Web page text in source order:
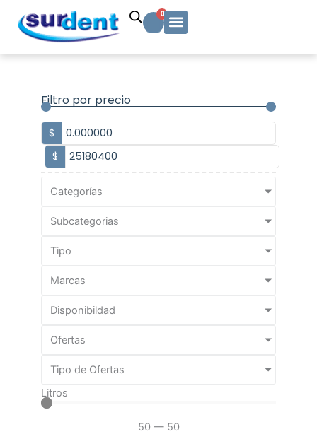
contenido
0
Carrito
Filtro por precio
$
$
Categorías
Subcategorias
Tipo
Marcas
Disponibildad
Ofertas
Tipo de Ofertas
Litros
50 — 50